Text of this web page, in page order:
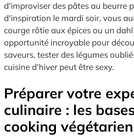
d'improviser des pâtes au beurre
d'inspiration le mardi soir, vous
courge rôtie aux épices ou un
opportunité incroyable pour
saveurs, tester des légumes
cuisine d'hiver peut être sexy.
Préparer votre
culinaire : les
cooking végétarien